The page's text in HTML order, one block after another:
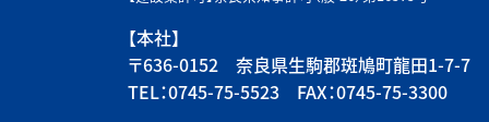
【本社】
〒636-0152 奈良県生駒郡斑鳩町龍田1-7-7
TEL：0745-75-5523 FAX：0745-75-3300